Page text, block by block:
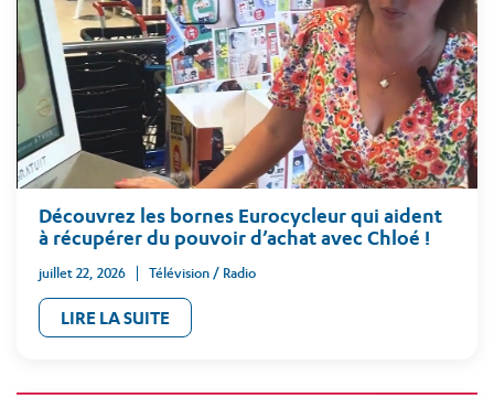
Découvrez les bornes Eurocycleur qui aident
à récupérer du pouvoir d’achat avec Chloé !
juillet 22, 2026 Télévision / Radio
LIRE LA SUITE